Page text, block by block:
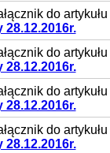
do artykułu
28.12.2016r.
do artykułu
28.12.2016r.
do artykułu
28.12.2016r.
do artykułu
28.12.2016r.